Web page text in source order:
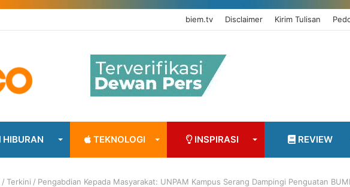
biem.tv Disclaimer Kirim Tulisan
HIBURAN TEKNOLOGI INSPIRASI REVIEW
/ Terkini / Pengabdian Kepada Masyarakat: UNPAM Kampus Serang Dampingi Penguatan